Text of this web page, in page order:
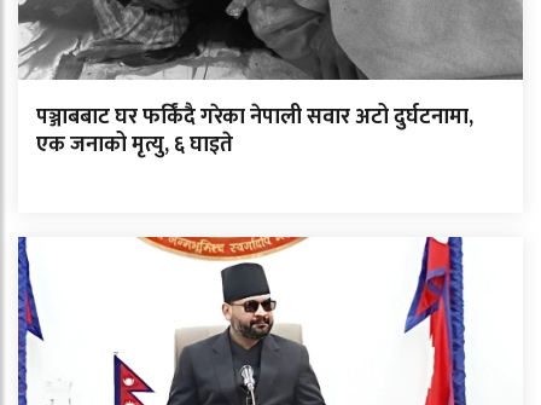
पञ्जाबबाट घर फर्किंदै गरेका नेपाली सवार अटो दुर्घटनामा,
एक जनाको मृत्यु, ६ घाइते